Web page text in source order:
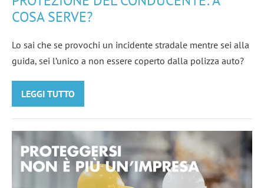
COSA SERVE?
Lo sai che se provochi un incidente stradale mentre sei alla
guida, sei l’unico a non essere coperto dalla polizza auto?
LEGGI TUTTO
PROTEZIONE
DEL
CONDUCENTE:
SERVE?
Proteggersi
non